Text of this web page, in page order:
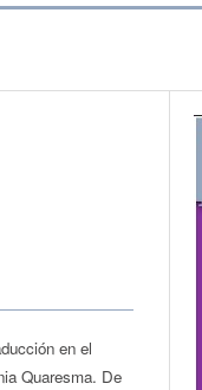
en el
Quaresma. De